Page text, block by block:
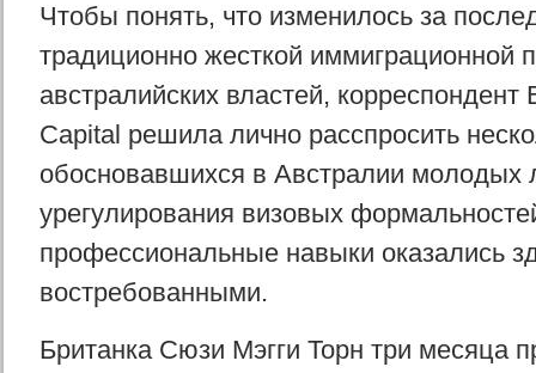
Чтобы понять, что изменилось за
традиционно жесткой иммиграционной
австралийских властей, корреспондент
Capital решила лично расспросить
обосновавшихся в Австралии молодых
урегулирования визовых
профессиональные навыки оказались
востребованными.
Британка Сюзи Мэгги Торн три месяца